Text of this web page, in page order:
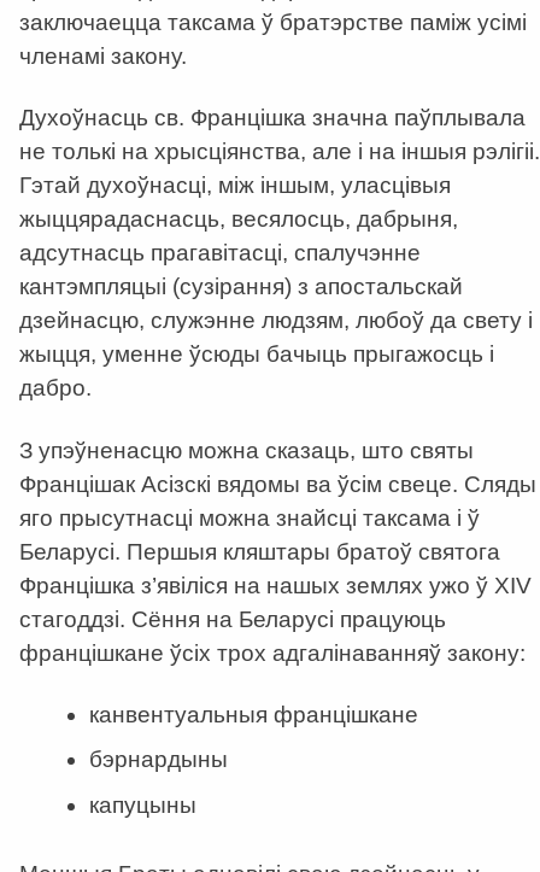
заключаецца таксама ў братэрстве паміж усімі
членамі закону.
Духоўнасць св. Францішка значна паўплывала
не толькі на хрысціянства, але і на іншыя рэлігіі.
Гэтай духоўнасці, між іншым, уласцівыя
жыццярадаснасць, весялосць, дабрыня,
адсутнасць прагавітасці, спалучэнне
кантэмпляцыі (сузірання) з апостальскай
дзейнасцю, служэнне людзям, любоў да свету і
жыцця, уменне ўсюды бачыць прыгажосць і
дабро.
З упэўненасцю можна сказаць, што святы
Францішак Асізскі вядомы ва ўсім свеце. Сляды
яго прысутнасці можна знайсці таксама і ў
Беларусі. Першыя кляштары братоў святога
Францішка з’явіліся на нашых землях ужо ў ХІV
стагоддзі. Сёння на Беларусі працуюць
францішкане ўсіх трох адгалінаванняў закону:
канвентуальныя францішкане
бэрнардыны
капуцыны